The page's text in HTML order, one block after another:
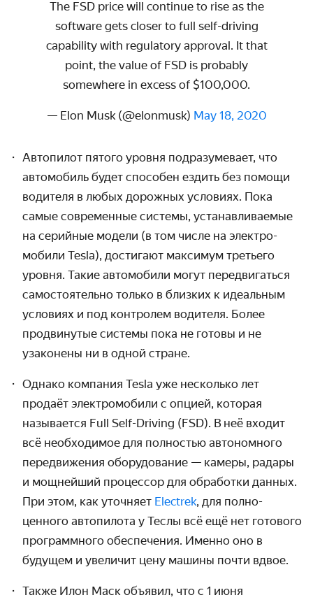
The FSD price will continue to rise as the
software gets closer to full self-driving
capability with regulatory approval. It that
point, the value of FSD is probably
somewhere in excess of $100,000.
— Elon Musk (@elonmusk) May 18, 2020
Автопилот пятого уровня подразумевает, что
авто­мобиль будет способен ездить без помощи
водителя в любых дорожных условиях. Пока
самые современ­ные системы, устанав­ливаемые
на серийные модели (в том числе на электро­
мобили Tesla), достигают максимум третьего
уровня. Такие авто­мобили могут пере­двигаться
само­стоятельно только в близких к идеальным
условиях и под контролем водителя. Более
продвинутые системы пока не готовы и не
узаконены ни в одной стране.
Однако компания Tesla уже несколько лет
продаёт электро­мобили с опцией, которая
называется Full Self-Driving (FSD). В неё входит
всё необходимое для полностью автоном­ного
пере­движения оборудо­вание — камеры, радары
и мощнейший процессор для обработки данных.
При этом, как уточняет Electrek, для полно­
ценного автопилота у Теслы всё ещё нет готового
программного обеспе­чения. Именно оно в
будущем и увеличит цену машины почти вдвое.
Также Илон Маск объявил, что с 1 июня